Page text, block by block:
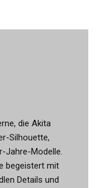
die Akita
Silhouette,
Jahre-Modelle.
begeistert mit
Details und